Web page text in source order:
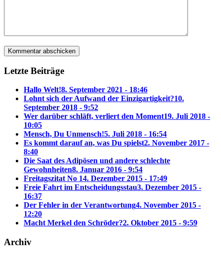
Letzte Beiträge
Hallo Welt!8. September 2021 - 18:46
Lohnt sich der Aufwand der Einzigartigkeit?10.
September 2018 - 9:52
Wer darüber schläft, verliert den Moment19. Juli 2018 -
10:05
Mensch, Du Unmensch!5. Juli 2018 - 16:54
Es kommt darauf an, was Du spielst2. November 2017 -
8:40
Die Saat des Adipösen und andere schlechte
Gewohnheiten8. Januar 2016 - 9:54
Freitagszitat No 14. Dezember 2015 - 17:49
Freie Fahrt im Entscheidungsstau3. Dezember 2015 -
16:37
Der Fehler in der Verantwortung4. November 2015 -
12:20
Macht Merkel den Schröder?2. Oktober 2015 - 9:59
Archiv